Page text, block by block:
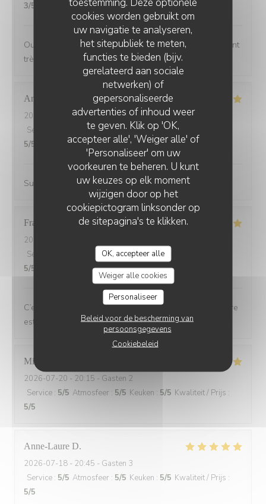
cookies worden gebruikt om
uw navigatie te analyseren,
het sitepubliek te meten,
functies te bieden (bijv.
gerelateerd aan sociale
netwerken) of
gepersonaliseerde
advertenties of inhoud weer
te geven. Klik op 'OK,
accepteer alle', 'Weiger alle' of
'Personaliseer' om uw
voorkeuren te beheren. U kunt
uw keuzes op elk moment
wijzigen door op het
cookiepictogram linksonder op
de sitepagina's te klikken.
OK, accepteer alle
Weiger alle cookies
Personaliseer
Beleid voor de bescherming van
persoonsgegevens
Cookiebeleid
3/5
Oui manque un peu de choix sur la carte, mais restaurant
très bien
Andrine
2026-07-25
- 20:45 - Gasten 6
Service
Atmosfeer: 5/5 Keuken: 5/5 Kwaliteit / Prijs
5/5
Super accueil, restaurant avec une terrasse sympa
Francoise
2026-07-21
Service
Atmosfeer: 5/5 Keuken:5
5/5
C’est toujours un plaisir de dîner au Bois ou l’atmosphère
est de plus en plus chaleureuse et festive
Michel
2026-07-20 - 20:15 - Gasten 2
Service : 5/5 Atmosfeer : 5/5 Keuken : 5/5 Kwaliteit / Prijs :
5/5
Anne-Laure D
2026-07-18 - 20:45 - Gasten 3
Service : 5/5 Atmosfeer : 5/5 Keuken : 5/5 Kwaliteit / Prijs :
5/5